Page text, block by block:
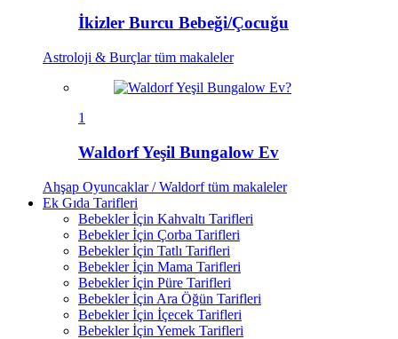
İkizler Burcu Bebeği/Çocuğu
Astroloji & Burçlartüm makaleler
1
Waldorf Yeşil Bungalow Ev
Ahşap Oyuncaklar / Waldorftüm makaleler
Ek Gıda Tarifleri
Bebekler İçin Kahvaltı Tarifleri
Bebekler İçin Çorba Tarifleri
Bebekler İçin Tatlı Tarifleri
Bebekler İçin Mama Tarifleri
Bebekler İçin Püre Tarifleri
Bebekler İçin Ara Öğün Tarifleri
Bebekler İçin İçecek Tarifleri
Bebekler İçin Yemek Tarifleri